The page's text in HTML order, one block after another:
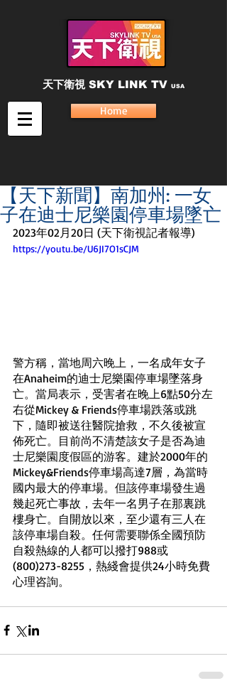
天下衛視 SKY LINK TV USA
Home
【天下新聞】南加州: 一女
子在迪士尼樂園停車場墜亡
2023年02月20日 (天下衛視記者報導)
https://youtu.be/U6JI7O1sCJM
警方稱，當地周六晚上，一名成年女子
在Anaheim的迪士尼樂園停車場墜落身
亡。當局表示，受害者在晚上6點50分左
右從Mickey & Friends停車場跌落或跳
下，隨即被送往醫院搶救，不久後被宣
佈死亡。目前尚不清楚該女子是否為迪
士尼樂園度假區的游客。建於2000年的
Mickey&Friends停車場高達7層，為當時
國内最大的停車場。但該停車場發生過
幾起死亡事故，去年一名男子在那裏跳
樓身亡。自開放以來，至少還有三人在
該停車場自殺。任何需要聯係全國預防
自殺熱線的人都可以撥打988或
(800)273-8255，熱綫會提供24小時免費
心理咨詢。